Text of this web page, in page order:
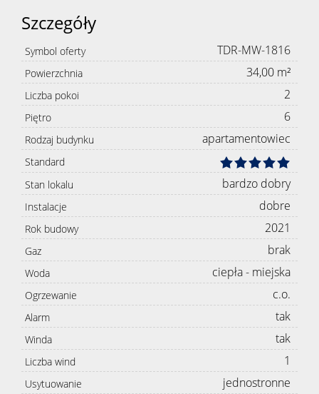
Szczegóły
Symbol oferty TDR-MW-1816
Powierzchnia 34,00 m²
Liczba pokoi 2
Piętro 6
Rodzaj budynku apartamentowiec
Standard
Stan lokalu
bardzo dobry
Instalacje dobre
Rok budowy 2021
Gaz brak
Woda ciepła - miejska
Ogrzewanie c.o.
Alarm tak
Winda tak
Liczba wind 1
Usytuowanie jednostronne